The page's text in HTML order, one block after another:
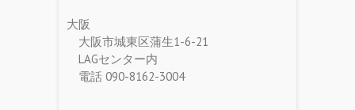
大阪
大阪市城東区蒲生1-6-21
LAGセンター内
電話 090-8162-3004